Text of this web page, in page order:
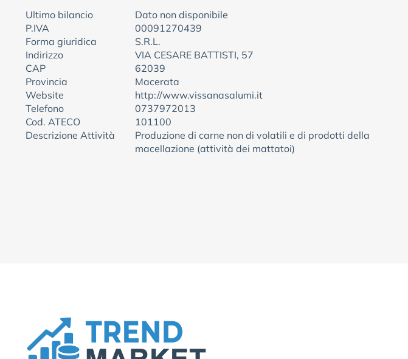
Ultimo bilancio
Dato non disponibile
P.IVA
00091270439
Forma giuridica
S.R.L.
Indirizzo
VIA CESARE BATTISTI, 57
CAP
62039
Provincia
Macerata
Website
http://www.vissanasalumi.it
Telefono
0737972013
Cod. ATECO
101100
Descrizione Attività
Produzione di carne non di volatili e di prodotti della
macellazione (attività dei mattatoi)